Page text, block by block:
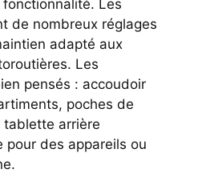
Les
de nombreux réglages
adapté aux
Les
pensés : accoudoir
poches de
arrière
pour des appareils ou